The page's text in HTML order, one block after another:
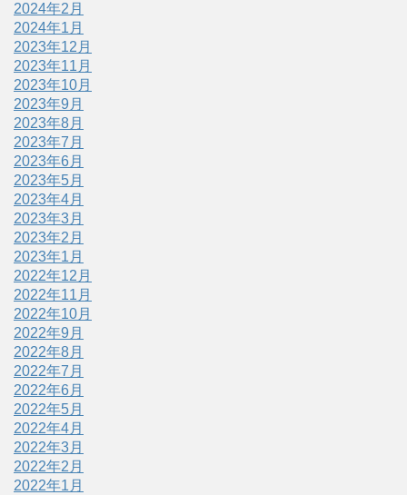
2024年2月
2024年1月
2023年12月
2023年11月
2023年10月
2023年9月
2023年8月
2023年7月
2023年6月
2023年5月
2023年4月
2023年3月
2023年2月
2023年1月
2022年12月
2022年11月
2022年10月
2022年9月
2022年8月
2022年7月
2022年6月
2022年5月
2022年4月
2022年3月
2022年2月
2022年1月